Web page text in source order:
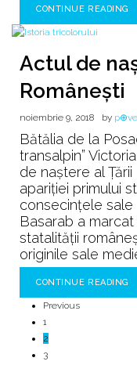
CONTINUE READING
Actul de
Româneşti
noiembrie 9, 2018 by
Bătălia de la
transalpin”
de naştere al
apariţiei primului
consecinţele sale
Basarab a
statalităţii
originile sale
CONTINUE READING
Previous
1
2
3